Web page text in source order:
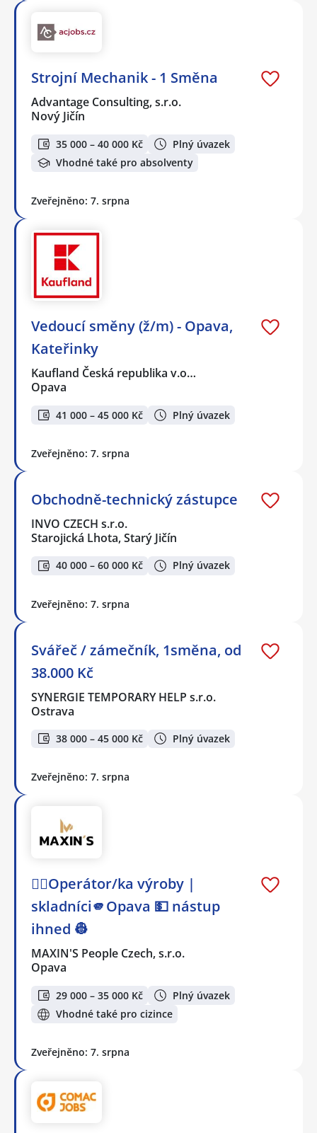
Strojní Mechanik - 1 Směna
Advantage Consulting, s.r.o.
Nový Jičín
35 000 – 40 000 Kč
Plný úvazek
Vhodné také pro absolventy
Zveřejněno: 7. srpna
Vedoucí směny (ž/m) - Opava,
Kateřinky
Kaufland Česká republika v.o…
Opava
41 000 – 45 000 Kč Plný úvazek
Zveřejněno: 7. srpna
Obchodně-technický zástupce
INVO CZECH s.r.o.
Starojická Lhota, Starý Jičín
40 000 – 60 000 Kč Plný úvazek
Zveřejněno: 7. srpna
Svářeč / zámečník, 1směna, od
38.000 Kč
SYNERGIE TEMPORARY HELP s.r.o.
Ostrava
38 000 – 45 000 Kč Plný úvazek
Zveřejněno: 7. srpna
👷‍♂️Operátor/ka výroby |
skladníci🫵Opava 💵 nástup
ihned 👷
MAXIN'S People Czech, s.r.o.
Opava
29 000 – 35 000 Kč
Plný úvazek
Vhodné také pro cizince
Zveřejněno: 7. srpna